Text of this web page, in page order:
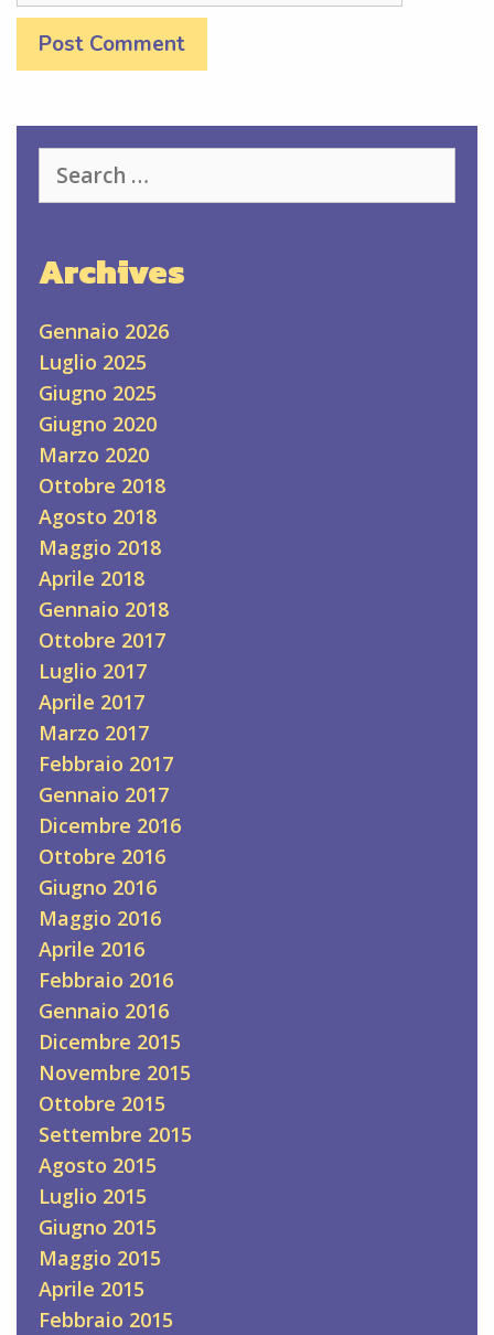
for:
Archives
Gennaio 2026
Luglio 2025
Giugno 2025
Giugno 2020
Marzo 2020
Ottobre 2018
Agosto 2018
Maggio 2018
Aprile 2018
Gennaio 2018
Ottobre 2017
Luglio 2017
Aprile 2017
Marzo 2017
Febbraio 2017
Gennaio 2017
Dicembre 2016
Ottobre 2016
Giugno 2016
Maggio 2016
Aprile 2016
Febbraio 2016
Gennaio 2016
Dicembre 2015
Novembre 2015
Ottobre 2015
Settembre 2015
Agosto 2015
Luglio 2015
Giugno 2015
Maggio 2015
Aprile 2015
Febbraio 2015